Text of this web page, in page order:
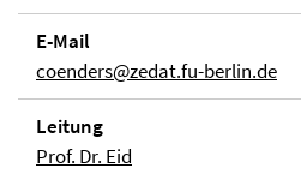
E-Mail
coenders@zedat.fu-berlin.de
Lei­tung
Prof. Dr. Eid